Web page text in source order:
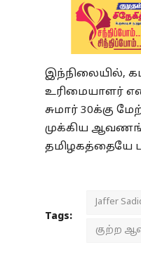
இந்நிலையில்,
உரிமையாளர் என
சுமார் 30க்கு
முக்கிய
தமிழகத்தையே
Tags:
Jaffer
குற்ற